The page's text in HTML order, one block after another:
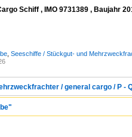
Schiff , IMO 9731389 , Baujahr
Seeschiffe / Stückgut- und
/ general cargo / P -